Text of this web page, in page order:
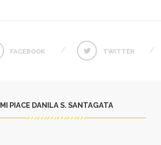
FACEBOOK TWITTER
MI PIACE DANILA S. SANTAGATA